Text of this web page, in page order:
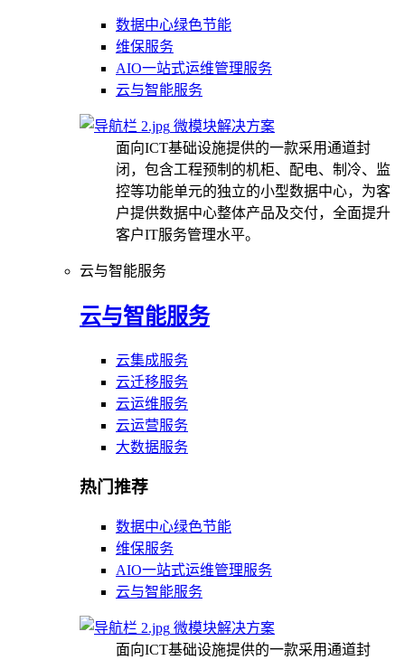
数据中心绿色节能
维保服务
AIO一站式运维管理服务
云与智能服务
微模块解决方案
面向ICT基础设施提供的一款采用通道封
闭，包含工程预制的机柜、配电、制冷、监
控等功能单元的独立的小型数据中心，为客
户提供数据中心整体产品及交付，全面提升
客户IT服务管理水平。
云与智能服务
云与智能服务
云集成服务
云迁移服务
云运维服务
云运营服务
大数据服务
热门推荐
数据中心绿色节能
维保服务
AIO一站式运维管理服务
云与智能服务
微模块解决方案
面向ICT基础设施提供的一款采用通道封